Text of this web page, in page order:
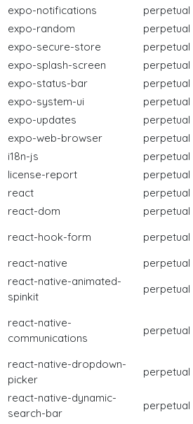
expo-notifications
perpetual
expo-random
perpetual
expo-secure-store
perpetual
expo-splash-screen
perpetual
expo-status-bar
perpetual
expo-system-ui
perpetual
expo-updates
perpetual
expo-web-browser
perpetual
i18n-js
perpetual
license-report
perpetual
react
perpetual
react-dom
perpetual
react-hook-form
perpetual
react-native
perpetual
react-native-animated-
spinkit
perpetual
react-native-
communications
perpetual
react-native-dropdown-
picker
perpetual
react-native-dynamic-
search-bar
perpetual